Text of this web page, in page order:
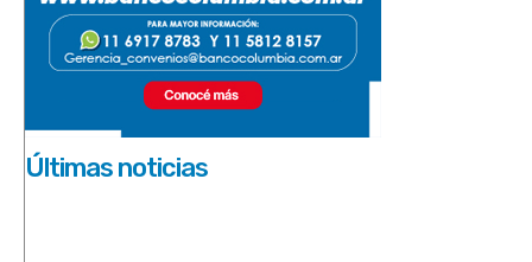
Últimas noticias